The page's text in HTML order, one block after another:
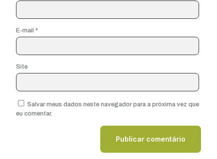
E-mail *
Site
Salvar meus dados neste navegador para a próxima vez que
eu comentar.